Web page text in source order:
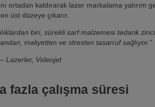
ortadan kaldırarak lazer markalama yatırım
üst düzeye çıkarır.
biri, sürekli sarf malzemesi tedarik
maliyetten ve stresten tasarruf sağlıyor.”
Lazerler, Videojet
fazla çalışma süresi